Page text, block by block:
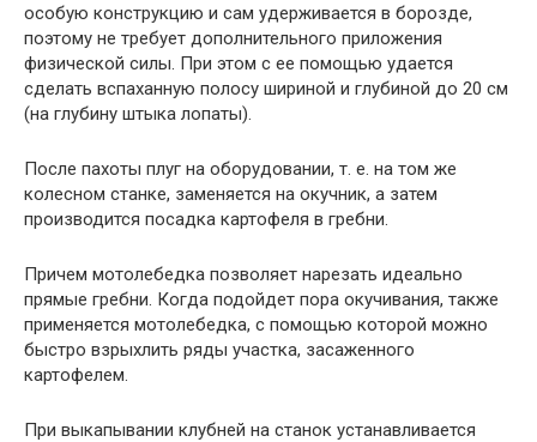
особую конструкцию и сам удерживается в борозде,
поэтому не требует дополнительного приложения
физической силы. При этом с ее помощью удается
сделать вспаханную полосу шириной и глубиной до 20 см
(на глубину штыка лопаты).
После пахоты плуг на оборудовании, т. е. на том же
колесном станке, заменяется на окучник, а затем
производится посадка картофеля в гребни.
Причем мотолебедка позволяет нарезать идеально
прямые гребни. Когда подойдет пора окучивания, также
применяется мотолебедка, с помощью которой можно
быстро взрыхлить ряды участка, засаженного
картофелем.
При выкапывании клубней на станок устанавливается